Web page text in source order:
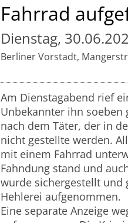
Fahrrad
Dienstag,
Berliner Vorstadt,
Am Dienstagabend rief
Unbekannter ihn soeben
nach dem Täter, der in
nicht gestellte werden.
mit einem Fahrrad
Fahndung stand und
wurde sichergestellt und
Hehlerei aufgenommen.
Eine separate Anzeige